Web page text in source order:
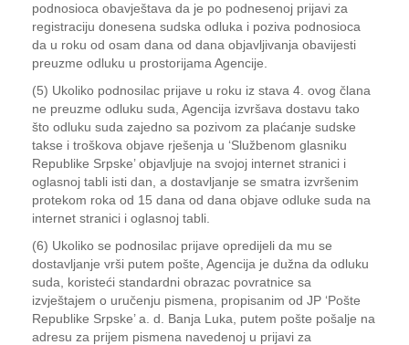
podnosioca obavještava da je po podnesenoj prijavi za
registraciju donesena sudska odluka i poziva podnosioca
da u roku od osam dana od dana objavljivanja obavijesti
preuzme odluku u prostorijama Agencije.
(5) Ukoliko podnosilac prijave u roku iz stava 4. ovog člana
ne preuzme odluku suda, Agencija izvršava dostavu tako
što odluku suda zajedno sa pozivom za plaćanje sudske
takse i troškova objave rješenja u ‘Službenom glasniku
Republike Srpske’ objavljuje na svojoj internet stranici i
oglasnoj tabli isti dan, a dostavljanje se smatra izvršenim
protekom roka od 15 dana od dana objave odluke suda na
internet stranici i oglasnoj tabli.
(6) Ukoliko se podnosilac prijave opredijeli da mu se
dostavljanje vrši putem pošte, Agencija je dužna da odluku
suda, koristeći standardni obrazac povratnice sa
izvještajem o uručenju pismena, propisanim od JP ‘Pošte
Republike Srpske’ a. d. Banja Luka, putem pošte pošalje na
adresu za prijem pismena navedenoj u prijavi za